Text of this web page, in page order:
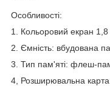
Особливості:
1. Кольоровий екран
2. Ємність: вбудована
3. Тип пам'яті: флеш-
4, Розширювальна